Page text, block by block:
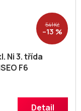
541 Kč
–13 %
Ni 3. třída
F6
Detail